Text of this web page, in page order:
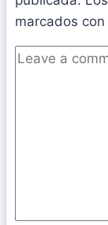
marcados con